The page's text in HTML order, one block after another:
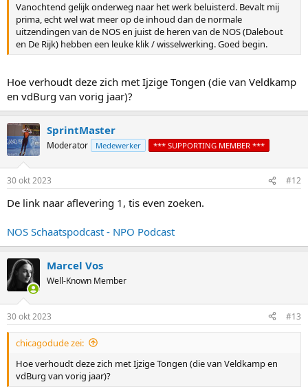
Vanochtend gelijk onderweg naar het werk beluisterd. Bevalt mij
prima, echt wel wat meer op de inhoud dan de normale
uitzendingen van de NOS en juist de heren van de NOS (Dalebout
en De Rijk) hebben een leuke klik / wisselwerking. Goed begin.
Hoe verhoudt deze zich met Ijzige Tongen (die van Veldkamp
en vdBurg van vorig jaar)?
SprintMaster
Moderator Medewerker *** SUPPORTING MEMBER ***
30 okt 2023 #12
De link naar aflevering 1, tis even zoeken.
NOS Schaatspodcast - NPO Podcast
Marcel Vos
Well-Known Member
30 okt 2023 #13
chicagodude zei:
Hoe verhoudt deze zich met Ijzige Tongen (die van Veldkamp en
vdBurg van vorig jaar)?